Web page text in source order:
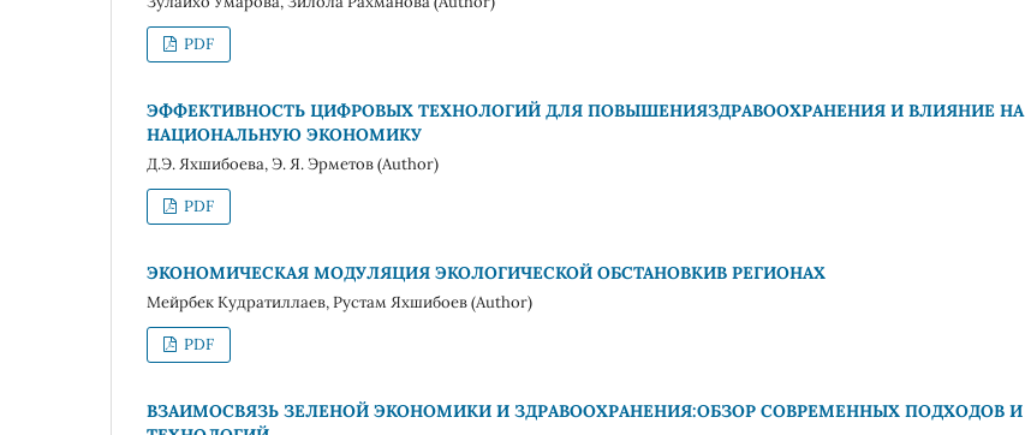
PDF
ЭФФЕКТИВНОСТЬ ЦИФРОВЫХ ТЕХНОЛОГИЙ ДЛЯ ПОВЫШЕНИЯЗДРАВООХРАНЕНИЯ И ВЛИЯНИЕ НА
НАЦИОНАЛЬНУЮ ЭКОНОМИКУ
Д.Э. Яхшибоева, Э. Я. Эрметов (Author)
PDF
ЭКОНОМИЧЕСКАЯ МОДУЛЯЦИЯ ЭКОЛОГИЧЕСКОЙ ОБСТАНОВКИВ РЕГИОНАХ
Мейрбек Кудратиллаев, Рустам Яхшибоев (Author)
PDF
ВЗАИМОСВЯЗЬ ЗЕЛЕНОЙ ЭКОНОМИКИ И ЗДРАВООХРАНЕНИЯ:ОБЗОР СОВРЕМЕННЫХ ПОДХОДОВ И